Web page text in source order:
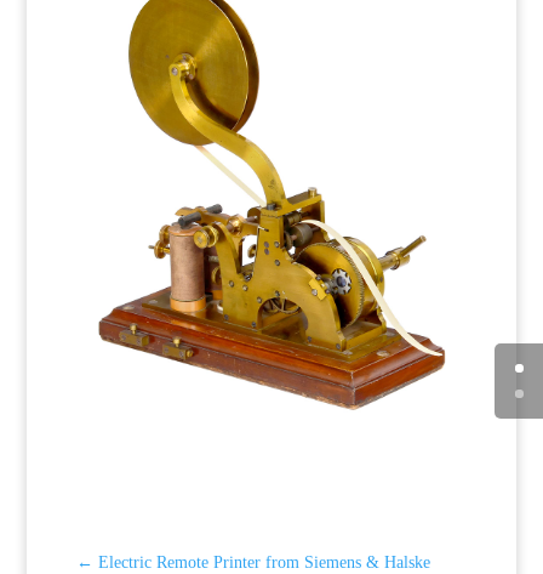
← Electric Remote Printer from Siemens & Halske